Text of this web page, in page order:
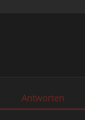
Antworten